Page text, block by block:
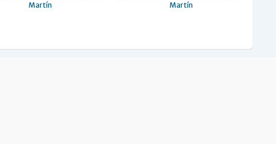
Martín
Martín